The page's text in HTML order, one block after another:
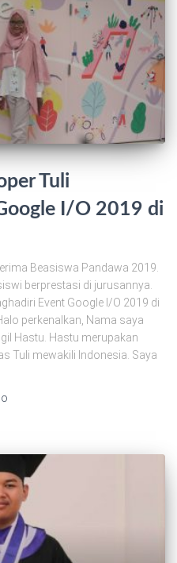
Tuli
I/O 2019 di
Beasiswa Pandawa 2019.
berprestasi di jurusannya.
Event Google I/O 2019 di
perkenalkan, Nama saya
Hastu. Hastu merupakan
Tuli mewakili Indonesia. Saya